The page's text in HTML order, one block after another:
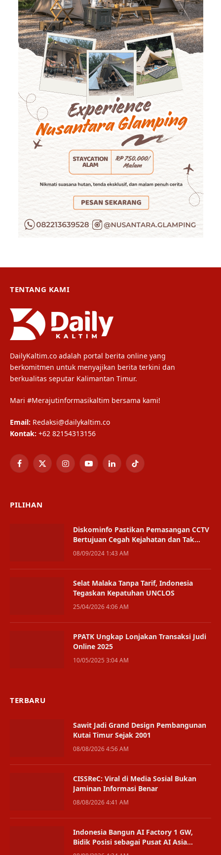
TENTANG KAMI
DailyKaltim.co adalah portal berita online yang
berkomitmen untuk menyajikan berita terkini dan
berkualitas seputar Kalimantan Timur.
Mari #Merajutinformasikaltim bersama kami!
Email: Redaksi@dailykaltim.co
Kontak: +62 82154313156
Facebook
X
InstagramYouTubeLinkedInTikTok
PILIHAN
Diskominfo Pastikan Pemasangan CCTV
Bertujuan Cegah Kejahatan dan Tak
Ganggu Privasi
08/09/2024 1:43 AM
Selat Malaka Tanpa Tarif, Indonesia
Tegaskan Kepatuhan UNCLOS
25/04/2026 4:06 AM
PPATK Ungkap Lonjakan Transaksi Judi
Online 2025
10/05/2025 3:04 AM
TERBARU
Sawit Jadi Grand Design Pembangunan
Kutai Timur Sejak 2001
08/08/2026 4:56 AM
CISSReC: Viral di Media Sosial Bukan
Jaminan Informasi Benar
08/08/2026 4:41 AM
Indonesia Bangun AI Factory 1 GW,
Bidik Posisi sebagai Pusat AI Asia
Tenggara